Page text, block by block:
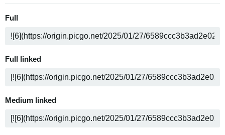
Full
Full linked
Medium linked